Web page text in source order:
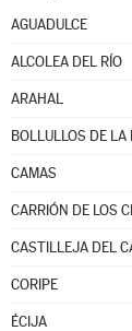
AGUADULCE
ALCOLEA DEL RÍO
ARAHAL
BOLLULLOS DE LA
CAMAS
CARRIÓN DE LOS
CASTILLEJA DEL
CORIPE
ÉCIJA